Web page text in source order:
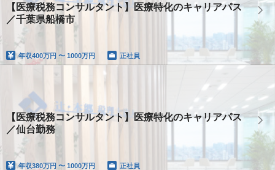
【医療税務コンサルタント】医療特化のキャリアパス
／千葉県船橋市
年収400万円 〜 1000万円 正社員
【医療税務コンサルタント】医療特化のキャリアパス
／仙台勤務
年収380万円 〜 1000万円 正社員